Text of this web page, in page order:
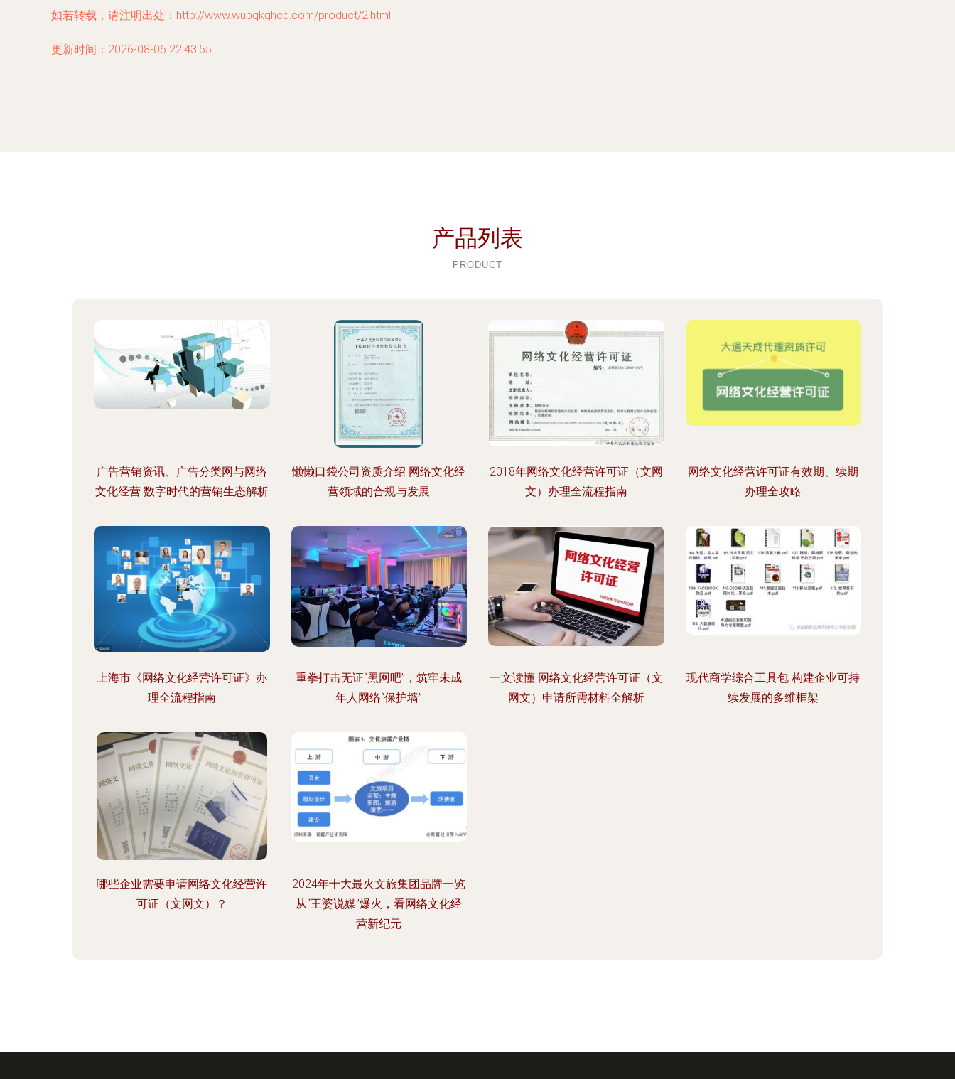
如若转载，请注明出处：http://www.wupqkghcq.com/product/2.html
更新时间：2026-08-06 22:43:55
产品列表
PRODUCT
广告营销资讯、广告分类网与网络
文化经营 数字时代的营销生态解析
懒懒口袋公司资质介绍 网络文化经
营领域的合规与发展
2018年网络文化经营许可证（文网
文）办理全流程指南
网络文化经营许可证有效期、续期
办理全攻略
上海市《网络文化经营许可证》办
理全流程指南
重拳打击无证“黑网吧”，筑牢未成
年人网络“保护墙”
一文读懂 网络文化经营许可证（文
网文）申请所需材料全解析
现代商学综合工具包 构建企业可持
续发展的多维框架
哪些企业需要申请网络文化经营许
可证（文网文）？
2024年十大最火文旅集团品牌一览
从“王婆说媒”爆火，看网络文化经
营新纪元